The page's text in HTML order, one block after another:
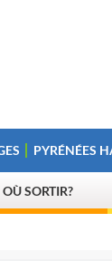
PYRÉNÉES
OÙ SORTIR?